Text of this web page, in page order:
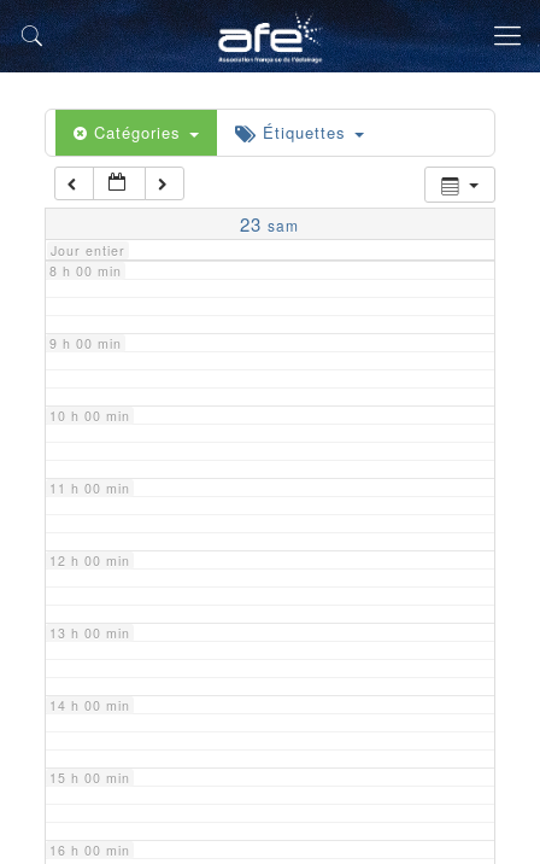
Catégories Étiquettes
23 sam
Jour entier
5 h 00 min
6 h 00 min
7 h 00 min
8 h 00 min
9 h 00 min
10 h 00 min
11 h 00 min
12 h 00 min
13 h 00 min
14 h 00 min
15 h 00 min
16 h 00 min